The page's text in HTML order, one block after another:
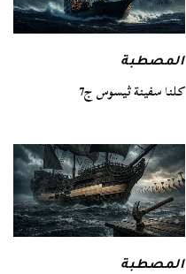
المصطبة
كلنا سفينة ثيسوس ج7
المصطبة